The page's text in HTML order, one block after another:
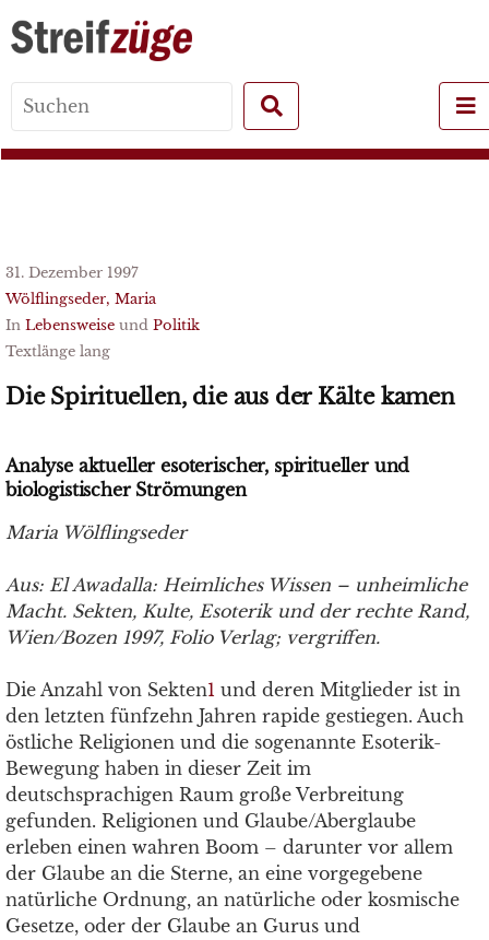
for:
31. Dezember 1997
Wölflingseder, Maria
In Lebensweise und Politik
Textlänge lang
Die Spirituellen, die aus der Kälte kamen
Analyse aktueller esoterischer, spiritueller und
biologistischer Strömungen
Maria Wölflingseder
Aus: El Awadalla: Heimliches Wissen – unheimliche
Macht. Sekten, Kulte, Esoterik und der rechte Rand,
Wien/Bozen 1997, Folio Verlag; vergriffen.
Die Anzahl von Sekten1 und deren Mitglieder ist in
den letzten fünfzehn Jahren rapide gestiegen. Auch
östliche Religionen und die sogenannte Esoterik-
Bewegung haben in dieser Zeit im
deutschsprachigen Raum große Verbreitung
gefunden. Religionen und Glaube/Aberglaube
erleben einen wahren Boom – darunter vor allem
der Glaube an die Sterne, an eine vorgegebene
natürliche Ordnung, an natürliche oder kosmische
Gesetze, oder der Glaube an Gurus und